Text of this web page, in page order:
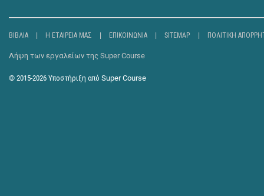
ΒΙΒΛΊΑ Η ΕΤΑΙΡΕΊΑ ΜΑΣ ΕΠΙΚΟΙΝΩΝΊΑ SITEMAP ΠΟΛΙΤΙΚΉ
Λήψη των εργαλείων της Super Course
© 2015-2026 Υποστήριξη από Super Course